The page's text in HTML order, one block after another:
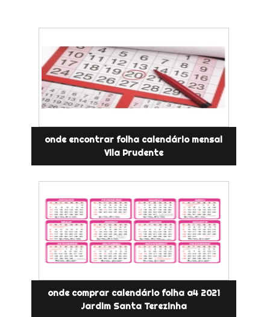
onde encontrar folha calendário mensal
Vila Prudente
onde comprar calendário folha a4 2021
Jardim Santa Terezinha